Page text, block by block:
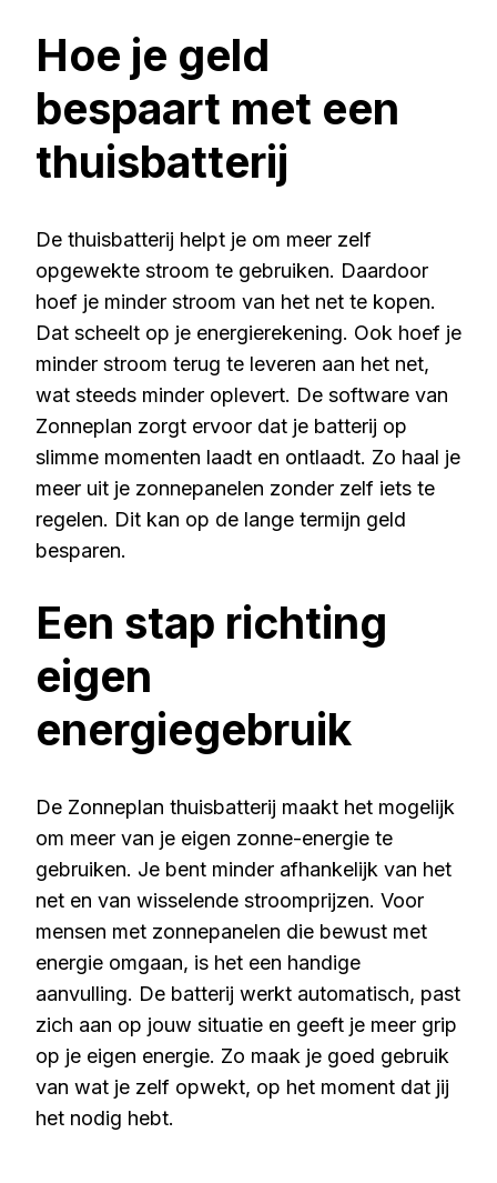
Hoe je geld
bespaart met een
thuisbatterij
De thuisbatterij helpt je om meer zelf
opgewekte stroom te gebruiken. Daardoor
hoef je minder stroom van het net te kopen.
Dat scheelt op je energierekening. Ook hoef je
minder stroom terug te leveren aan het net,
wat steeds minder oplevert. De software van
Zonneplan zorgt ervoor dat je batterij op
slimme momenten laadt en ontlaadt. Zo haal je
meer uit je zonnepanelen zonder zelf iets te
regelen. Dit kan op de lange termijn geld
besparen.
Een stap richting
eigen
energiegebruik
De Zonneplan thuisbatterij maakt het mogelijk
om meer van je eigen zonne-energie te
gebruiken. Je bent minder afhankelijk van het
net en van wisselende stroomprijzen. Voor
mensen met zonnepanelen die bewust met
energie omgaan, is het een handige
aanvulling. De batterij werkt automatisch, past
zich aan op jouw situatie en geeft je meer grip
op je eigen energie. Zo maak je goed gebruik
van wat je zelf opwekt, op het moment dat jij
het nodig hebt.